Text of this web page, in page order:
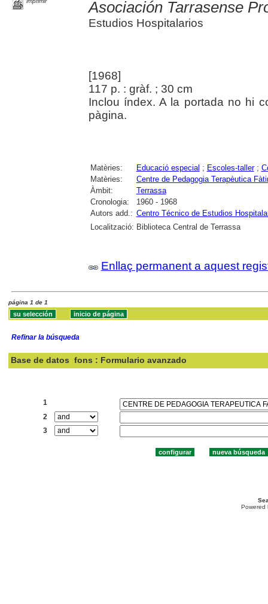
Asociación Tarrasense
Estudios Hospitalarios
[1968]
117 p. : gràf. ; 30 cm
Inclou índex. A la portada no hi
pàgina.
Matèries: Educació especial ; Escoles-taller;
Matèries:
Centre de Pedagogia Terapèutica
Àmbit:
Terrassa
Cronologia:
1960 - 1968
Autors add.: Centro Técnico de Estudios
Localització: Biblioteca Central de Terrassa
Enllaç permanent a aquest
página 1 de 1
Refinar la búsqueda
Base de datos fons : Formulario avanzado
1
2
3
Powered